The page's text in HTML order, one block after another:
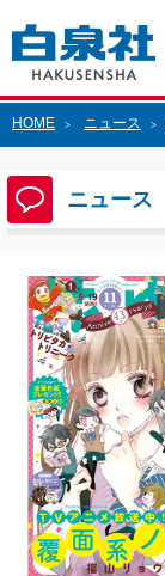
HOME > ニュース >
ニュース